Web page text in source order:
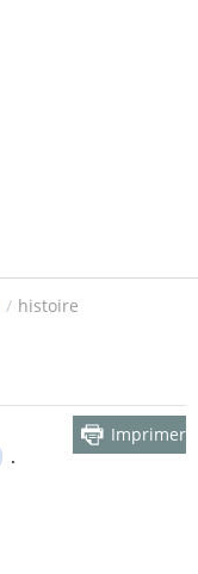
/ histoire
.
Imprimer